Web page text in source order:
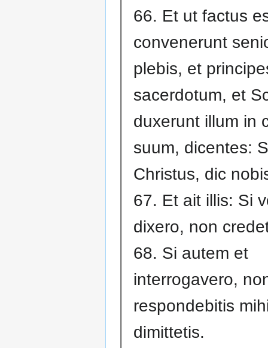
66. Et ut factus
convenerunt
plebis, et
sacerdotum, et
duxerunt illum in
suum, dicentes:
Christus, dic
67. Et ait illis: Si
dixero, non
68. Si autem et
interrogavero,
respondebitis
dimittetis.